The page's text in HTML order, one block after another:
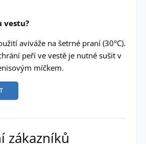
vestu?
aviváže na šetrné praní (30°C).
peří ve vestě je nutné sušit v
míčkem.
zákazníků